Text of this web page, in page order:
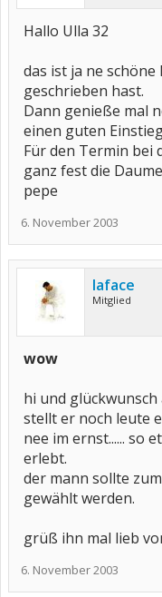
Hallo Ulla 32
das ist ja ne
geschrieben hast.
Dann genieße mal
einen guten
Für den Termin bei
ganz fest die
pepe
6. November 2003
laface
Mitglied
wow
hi und glückwunsch
stellt er noch leute
nee im ernst...... so
erlebt.
der mann sollte
gewählt werden.
grüß ihn mal lieb
6. November 2003